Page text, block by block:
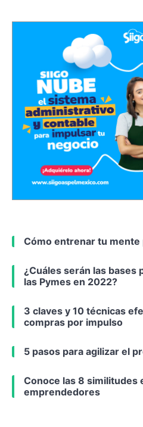
Cómo entrenar tu mente
¿Cuáles serán las bases
las Pymes en 2022?
3 claves y 10 técnicas
compras por impulso
5 pasos para agilizar el
Conoce las 8 similitudes
emprendedores